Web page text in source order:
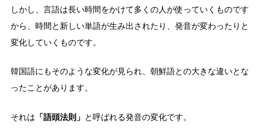
しかし、言語は長い時間をかけて多くの人が使っていくものです
から、時間と新しい単語が生み出されたり、発音が変わったりと
変化していくものです。
韓国語にもそのような変化が見られ、朝鮮語との大きな違いとな
ったことがあります。
それは 「語頭法則」 と呼ばれる発音の変化です。